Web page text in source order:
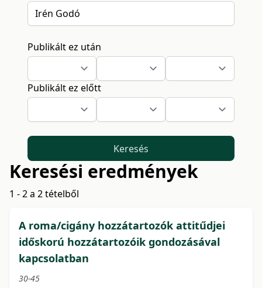
Publikált ez után
Publikált ez előtt
Keresés
Keresési eredmények
1 - 2 a 2 tételből
A roma/cigány hozzátartozók attitűdjei
időskorú hozzátartozóik gondozásával
kapcsolatban
30-45